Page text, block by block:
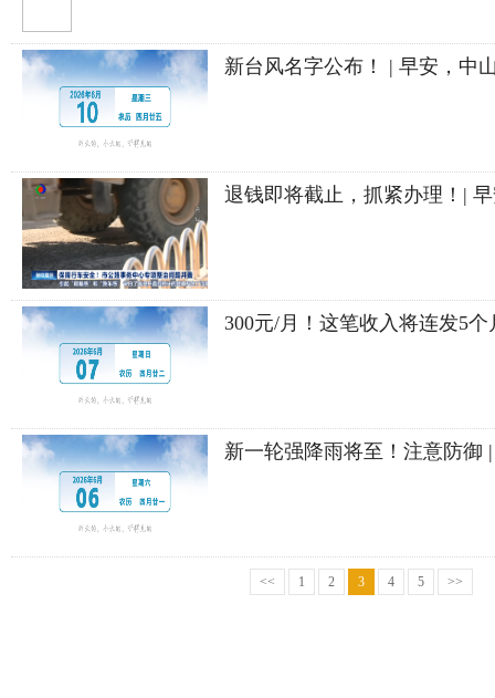
新台风名字公布！ | 早安，中
退钱即将截止，抓紧办理！|
300元/月！这笔收入将连发5
新一轮强降雨将至！注意防御
<< 1 2 3 4 5 >>